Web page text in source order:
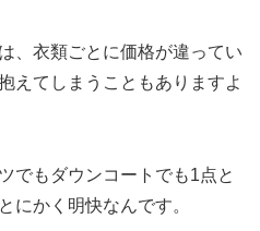
、衣類ごとに価格が違ってい
えてしまうこともありますよ
でもダウンコートでも1点と
にかく明快なんです。